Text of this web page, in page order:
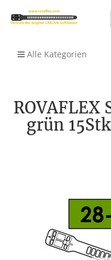
Alle Kategorien
grün